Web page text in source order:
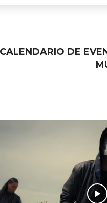
CALENDARIO DE